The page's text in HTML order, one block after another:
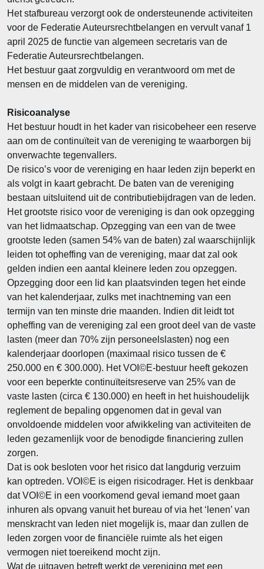
Het stafbureau verzorgt ook de ondersteunende activiteiten
voor de Federatie Auteursrechtbelangen en vervult vanaf 1
april 2025 de functie van algemeen secretaris van de
Federatie Auteursrechtbelangen.
Het bestuur gaat zorgvuldig en verantwoord om met de
mensen en de middelen van de vereniging.
Risicoanalyse
Het bestuur houdt in het kader van risicobeheer een reserve
aan om de continuïteit van de vereniging te waarborgen bij
onverwachte tegenvallers.
De risico’s voor de vereniging en haar leden zijn beperkt en
als volgt in kaart gebracht. De baten van de vereniging
bestaan uitsluitend uit de contributiebijdragen van de leden.
Het grootste risico voor de vereniging is dan ook opzegging
van het lidmaatschap. Opzegging van een van de twee
grootste leden (samen 54% van de baten) zal waarschijnlijk
leiden tot opheffing van de vereniging, maar dat zal ook
gelden indien een aantal kleinere leden zou opzeggen.
Opzegging door een lid kan plaatsvinden tegen het einde
van het kalenderjaar, zulks met inachtneming van een
termijn van ten minste drie maanden. Indien dit leidt tot
opheffing van de vereniging zal een groot deel van de vaste
lasten (meer dan 70% zijn personeelslasten) nog een
kalenderjaar doorlopen (maximaal risico tussen de €
250.000 en € 300.000). Het VOI©E-bestuur heeft gekozen
voor een beperkte continuïteitsreserve van 25% van de
vaste lasten (circa € 130.000) en heeft in het huishoudelijk
reglement de bepaling opgenomen dat in geval van
onvoldoende middelen voor afwikkeling van activiteiten de
leden gezamenlijk voor de benodigde financiering zullen
zorgen.
Dat is ook besloten voor het risico dat langdurig verzuim
kan optreden. VOI©E is eigen risicodrager. Het is denkbaar
dat VOI©E in een voorkomend geval iemand moet gaan
inhuren als opvang vanuit het bureau of via het ‘lenen’ van
menskracht van leden niet mogelijk is, maar dan zullen de
leden zorgen voor de financiële ruimte als het eigen
vermogen niet toereikend mocht zijn.
Wat de uitgaven betreft werkt de vereniging met een